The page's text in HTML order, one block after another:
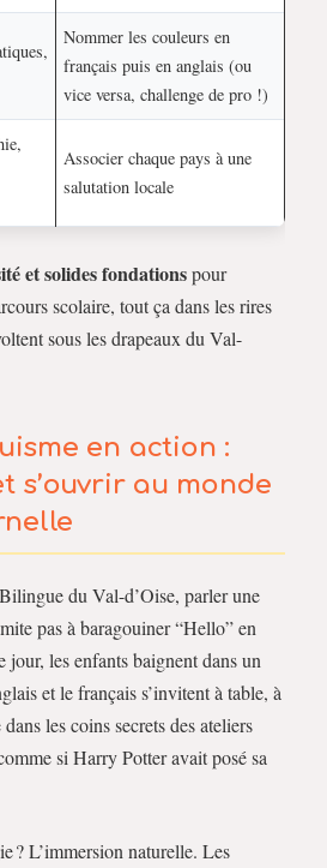
Nommer les couleurs en
français puis en anglais (ou
vice versa, challenge de pro !)
Associer chaque pays à une
salutation locale
et solides fondationspour
scolaire, tout ça dans les rires
sous les drapeaux du Val-
en action :
s’ouvrir au monde
du Val-d’Oise, parler une
pas à baragouiner “Hello” en
jour, les enfants baignent dans un
et le français s’invitent à table, à
les coins secrets des ateliers
si Harry Potter avait posé sa
? L’immersion naturelle. Les